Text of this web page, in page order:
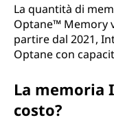
La quantità di
Optane™ Memory
partire dal 2021,
Optane con
La memoria
costo?